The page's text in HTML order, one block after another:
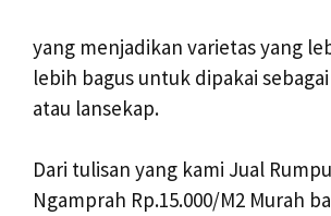
yang menjadikan varietas yang
lebih bagus untuk dipakai
atau lansekap.
Dari tulisan yang kami Jual
Ngamprah Rp.15.000/M2 Murah